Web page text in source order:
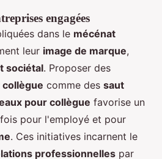
engagées
dans le mécénat
leur image de marque,
sociétal. Proposer des
comme des saut
pour collègue favorise un
pour l'employé et pour
. Ces initiatives incarnent le
professionnelles par